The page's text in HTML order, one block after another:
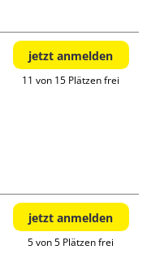
jetzt anmelden
11 von 15 Plätzen frei
jetzt anmelden
5 von 5 Plätzen frei